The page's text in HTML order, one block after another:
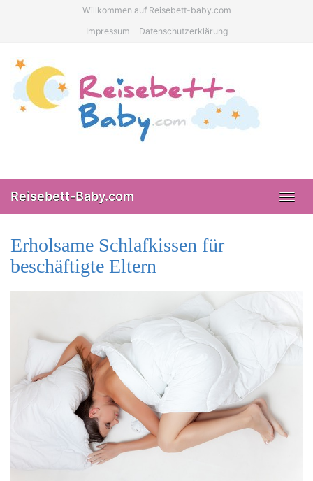
Willkommen auf Reisebett-baby.com
Impressum
Datenschutzerklärung
Reisebett-Baby.com
Erholsame Schlafkissen für
beschäftigte Eltern